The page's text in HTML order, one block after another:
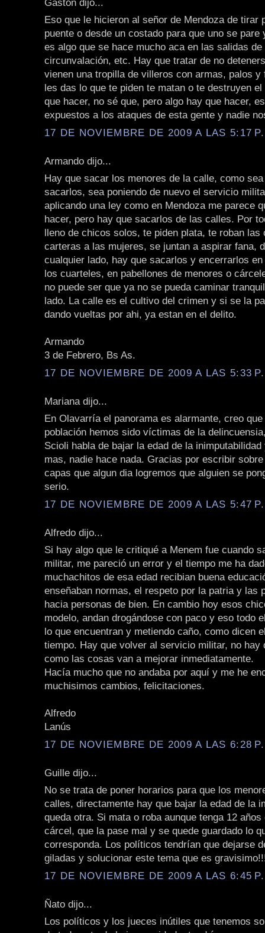
Eso que le hicieron al señor de Mendoza de tirar
puente o desde un costado para que uno se pare
es algo que se hace mucho aca en las salidas
circunvalación, etc. Hay que tratar de no
vienen una tropilla de villeros con armas, palos
les das lo que te piden te matan o te destruyen el
que hacer, no sé que, pero algo hay que hacer,
expuestos a los ataques de esta gente y nadie
17 DE NOVIEMBRE DE 2009 A LAS 5:17
Armando dijo...
Hay que sacar los menores de la calle, como
sacarlos, sea poniendo de nuevo el servicio
aplicando una ley como en Mendoza me parece
hacer, pero hay que sacarlos de las calles. Por
lleno de chicos solos, te piden plata, te roban las
carteras a las mujeres, se juntan a aspirar fana,
cualquier lado, hay que sacarlos y encerrarlos
los cuarteles, en pabellones de menores o
no puede ser que ya no se pueda caminar
lado. La calle es el cultivo del crimen y si se la
dando vueltas por ahi, ya estan en el delito.
Armando
3 de Febrero, Bs As.
17 DE NOVIEMBRE DE 2009 A LAS 5:33
Mariana dijo...
En Olavarría el panorama es alarmante, creo
población hemos sido víctimas de la
Scioli habla de bajar la edad de la
mas, nadie hace nada. Gracias por escribir
capas que algun dia logremos que alguien se
serio.
17 DE NOVIEMBRE DE 2009 A LAS 5:47
Alfredo dijo...
Si hay algo que le critiqué a Menem fue cuando
militar, me pareció un error y el tiempo me ha
muchachitos de esa edad recibian buena
enseñaban normas, el respeto por la patria y las
hacia personas de bien. En cambio hoy esos
modelo, andan drogándose con paco y eso todo
lo que encuentran y metiendo caño, como dicen
tiempo. Hay que volver al servicio militar, no hay
como las cosas van a mejorar inmediatamente.
Hacía mucho que no andaba por aquí y me he
muchisimos cambios, felicitaciones.
Alfredo
Lanús
17 DE NOVIEMBRE DE 2009 A LAS 6:28
Guille dijo...
No se trata de poner horarios para que los
calles, directamente hay que bajar la edad de la
queda otra. Si mata o roba aunque tenga 12
cárcel, que la pase mal y se quede guardado lo
corresponda. Los políticos tendrían que dejarse
giladas y solucionar este tema que es
17 DE NOVIEMBRE DE 2009 A LAS 6:45
Ñato dijo...
Los políticos y los jueces inútiles que tenemos